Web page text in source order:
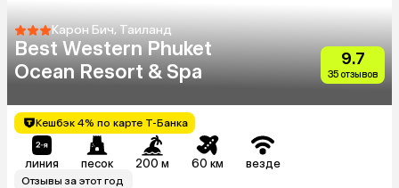
Карон Бич, Таиланд
Best Western Phuket
Ocean Resort & Spa
9.7
35 отзывов
Кешбэк 4% по карте Т-Банка
линия песок 200 м 60 км везде
Отзывы за этот год